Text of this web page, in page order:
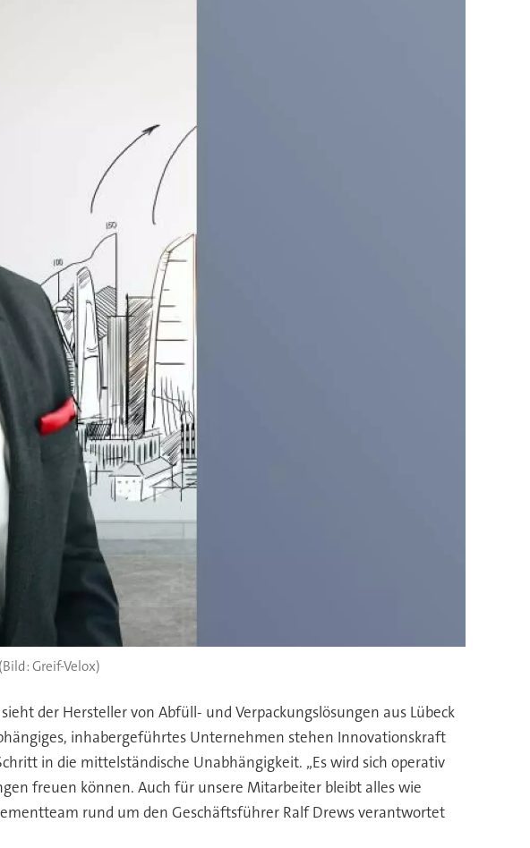
(Bild: Greif-Velox)
der Hersteller von Abfüll- und Verpackungslösungen aus Lübeck
inhabergeführtes Unternehmen stehen Innovationskraft
in die mittelständische Unabhängigkeit. „Es wird sich operativ
freuen können. Auch für unsere Mitarbeiter bleibt alles wie
rund um den Geschäftsführer Ralf Drews verantwortet